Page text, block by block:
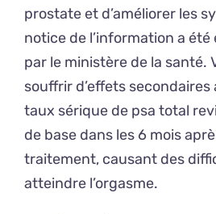
prostate et d’améliorer les
notice de l’information a
par le ministère de la santé.
souffrir d’effets secondaires
taux sérique de psa total
de base dans les 6 mois
traitement, causant des
atteindre l’orgasme.